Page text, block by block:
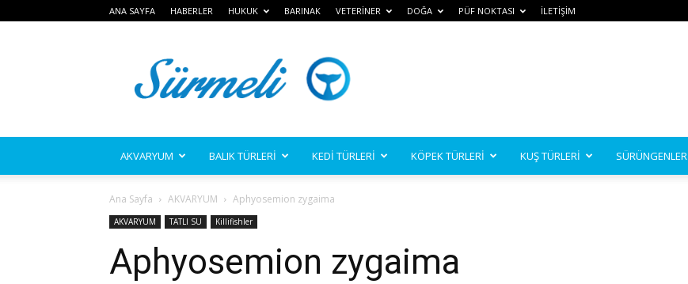
ANA SAYFA HABERLER HUKUK BARINAK VETERİNER DOĞA PÜF NOKTASI İLETİŞİM
AKVARYUM BALIK TÜRLERİ KEDİ TÜRLERİ KÖPEK TÜRLERİ KUŞ TÜRLERİ SÜRÜNGENLER
Ana Sayfa AKVARYUM Aphyosemion zygaima
AKVARYUM TATLI SU Killifishler
Aphyosemion zygaima